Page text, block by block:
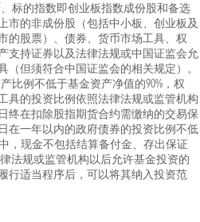
标的指数即创业板指数成份股和备选
市的非成份股（包括中小板、创业板及
的股票）、债券、货币市场工具、权
支持证券以及法律法规或中国证监会允
（但须符合中国证监会的相关规定）。
比例不低于基金资产净值的90%，权
具的投资比例依照法律法规或监管机构
终在扣除股指期货合约需缴纳的交易保
在一年以内的政府债券的投资比例不低
，现金不包括结算备付金、存出保证
法规或监管机构以后允许基金投资的
行适当程序后，可以将其纳入投资范